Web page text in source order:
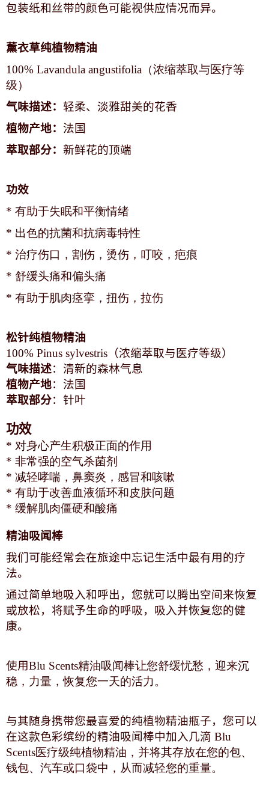
包装纸和丝带的颜色可能视供应情况而异。
薰衣草纯植物精油
100% Lavandula angustifolia（浓缩萃取与医疗等
级）
气味描述： 轻柔、淡雅甜美的花香
植物产地： 法国
萃取部分： 新鲜花的顶端
功效
* 有助于失眠和平衡情绪
* 出色的抗菌和抗病毒特性
* 治疗伤口，割伤，烫伤，叮咬，疤痕
* 舒缓头痛和偏头痛
* 有助于肌肉痉挛，扭伤，拉伤
松针纯植物精油
100% Pinus sylvestris （浓缩萃取与医疗等级）
气味描述：清新的森林气息
植物产地：法国
萃取部分：针叶
功效
* 对身心产生积极正面的作用
* 非常强的空气杀菌剂
* 减轻哮喘，鼻窦炎，感冒和咳嗽
* 有助于改善血液循环和皮肤问题
* 缓解肌肉僵硬和酸痛
精油吸闻棒
我们可能经常会在旅途中忘记生活中最有用的疗
法。
通过简单地吸入和呼出，您就可以腾出空间来恢复
或放松，将赋予生命的呼吸，吸入并恢复您的健
康。
使用Blu Scents精油吸闻棒让您舒缓忧愁，迎来沉
稳，力量，恢复您一天的活力。
与其随身携带您最喜爱的纯植物精油瓶子，您可以
在这款色彩缤纷的精油吸闻棒中加入几滴 Blu
Scents医疗级纯植物精油，并将其存放在您的包、
钱包、汽车或口袋中，从而减轻您的重量。